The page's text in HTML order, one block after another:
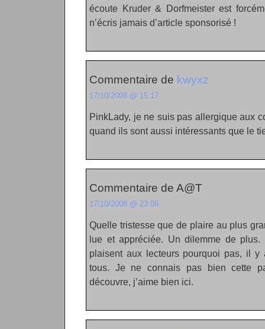
écoute Kruder & Dorfmeister est
n’écris jamais d’article sponsorisé !
Commentaire de kwyxz
17/10/2008 @ 15:17
PinkLady, je ne suis pas allergique aux
quand ils sont aussi intéressants que le
Commentaire de A@T
17/10/2008 @ 23:06
Quelle tristesse que de plaire au plus
lue et appréciée. Un dilemme de
plaisent aux lecteurs pourquoi pas, il
tous. Je ne connais pas bien cette
découvre, j’aime bien ici.